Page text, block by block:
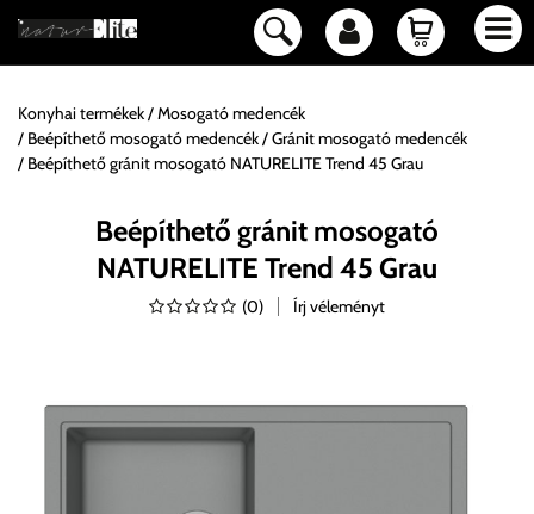
Konyhai termékek
Mosogató medencék
Beépíthető mosogató medencék
Gránit mosogató medencék
Beépíthető gránit mosogató NATURELITE Trend 45 Grau
Beépíthető gránit mosogató
NATURELITE Trend 45 Grau
(0) Írj véleményt